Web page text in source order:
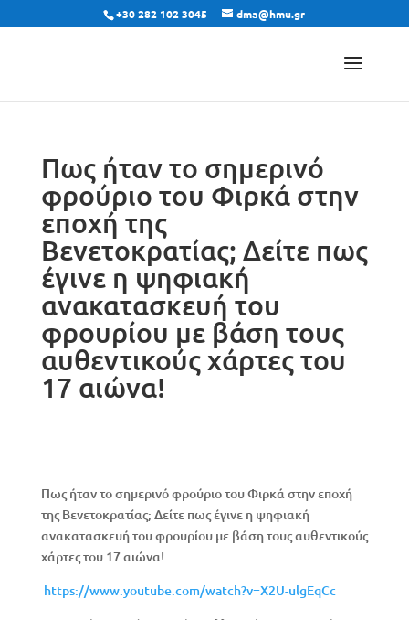
+30 282 102 3045 dma@hmu.gr
Πως ήταν το σημερινό
φρούριο του Φιρκά στην
εποχή της
Βενετοκρατίας; Δείτε πως
έγινε η ψηφιακή
ανακατασκευή του
φρουρίου με βάση τους
αυθεντικούς χάρτες του
17 αιώνα!
Πως ήταν το σημερινό φρούριο του Φιρκά στην εποχή
της Βενετοκρατίας; Δείτε πως έγινε η ψηφιακή
ανακατασκευή του φρουρίου με βάση τους αυθεντικούς
χάρτες του 17 αιώνα!
https://www.youtube.com/watch?v=X2U-ulgEqCc